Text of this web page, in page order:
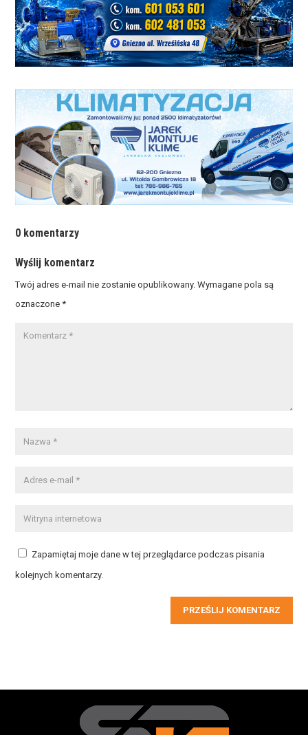
0 komentarzy
Wyślij komentarz
Twój adres e-mail nie zostanie opublikowany. Wymagane pola są
oznaczone*
Zapamiętaj moje dane w tej przeglądarce podczas pisania
kolejnych komentarzy.
PRZEŚLIJ KOMENTARZ